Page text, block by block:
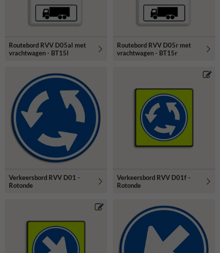
Routebord RVV D05al met
vrachtwagen - BT15l
Routebord RVV D05r met
vrachtwagen - BT15r
Verkeersbord RVV D01 -
Rotonde
Verkeersbord RVV D01f -
Rotonde